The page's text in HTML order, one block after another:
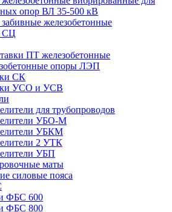
опор ВЛ 35-500 кВ
железобетонные
СЦ
ПТ железобетонные
опоры ЛЭП
СК
УСО и УСВ
для трубопроводов
УБО-М
УБКМ
2 УТК
УБП
маты
силовые пояса
ФБС 600
ФБС 800